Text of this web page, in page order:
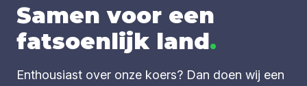
Samen voor een
fatsoenlijk land.
Enthousiast over onze koers? Dan doen wij een